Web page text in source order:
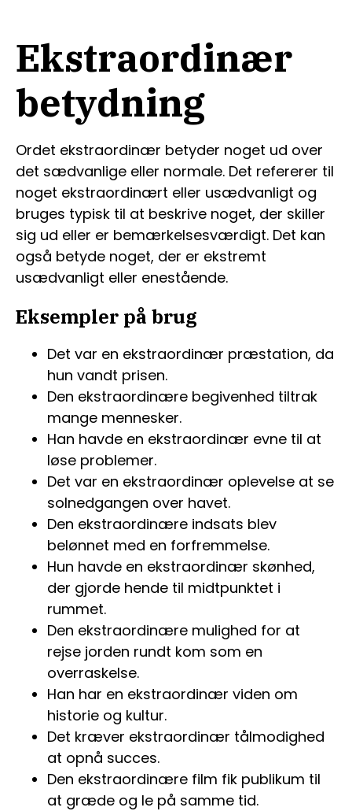
Ekstraordinær
betydning
Ordet ekstraordinær betyder noget ud over
det sædvanlige eller normale. Det refererer til
noget ekstraordinært eller usædvanligt og
bruges typisk til at beskrive noget, der skiller
sig ud eller er bemærkelsesværdigt. Det kan
også betyde noget, der er ekstremt
usædvanligt eller enestående.
Eksempler på brug
Det var en ekstraordinær præstation, da
hun vandt prisen.
Den ekstraordinære begivenhed tiltrak
mange mennesker.
Han havde en ekstraordinær evne til at
løse problemer.
Det var en ekstraordinær oplevelse at se
solnedgangen over havet.
Den ekstraordinære indsats blev
belønnet med en forfremmelse.
Hun havde en ekstraordinær skønhed,
der gjorde hende til midtpunktet i
rummet.
Den ekstraordinære mulighed for at
rejse jorden rundt kom som en
overraskelse.
Han har en ekstraordinær viden om
historie og kultur.
Det kræver ekstraordinær tålmodighed
at opnå succes.
Den ekstraordinære film fik publikum til
at græde og le på samme tid.